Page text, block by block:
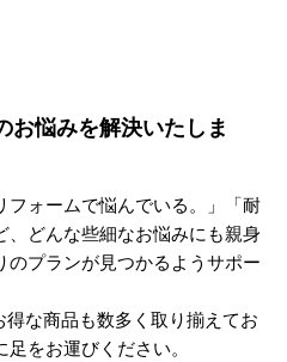
お悩みを解決いたしま
フォームで悩んでいる。」「耐
、どんな些細なお悩みにも親身
のプランが見つかるようサポー
得な商品も数多く取り揃えてお
をお運びください。